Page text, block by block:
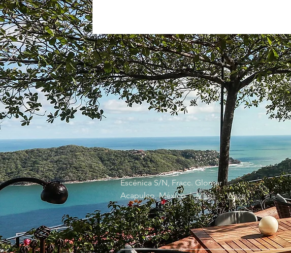
Escénica S/N, Fracc. Glomar
Acapulco, México |Maps -Waze